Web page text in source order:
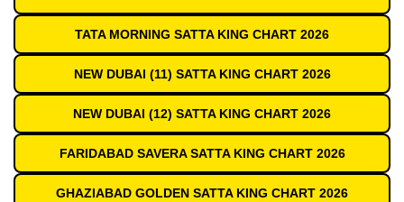
TATA MORNING SATTA KING CHART 2026
NEW DUBAI (11) SATTA KING CHART 2026
NEW DUBAI (12) SATTA KING CHART 2026
FARIDABAD SAVERA SATTA KING CHART 2026
GHAZIABAD GOLDEN SATTA KING CHART 2026